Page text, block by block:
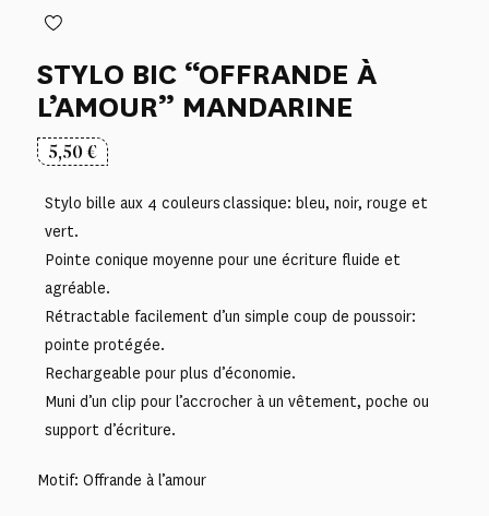
STYLO BIC “OFFRANDE À
L’AMOUR” MANDARINE
5,50€
Stylo bille aux 4 couleurs classique: bleu, noir, rouge et
vert.
Pointe conique moyenne pour une écriture fluide et
agréable.
Rétractable facilement d’un simple coup de poussoir:
pointe protégée.
Rechargeable pour plus d’économie.
Muni d’un clip pour l’accrocher à un vêtement, poche ou
support d’écriture.
Motif: Offrande à l’amour